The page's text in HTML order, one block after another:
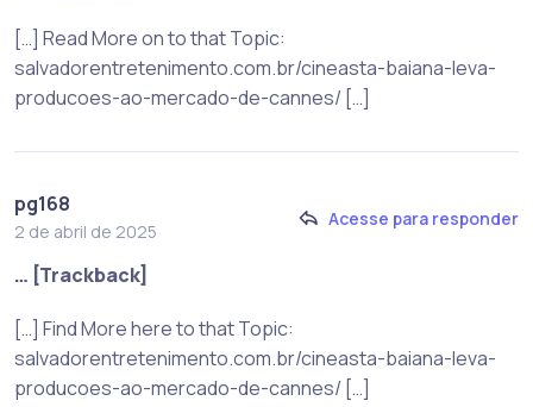
[…] Read More on to that Topic:
salvadorentretenimento.com.br/cineasta-baiana-leva-
producoes-ao-mercado-de-cannes/ […]
pg168
2 de abril de 2025
Acesse para responder
… [Trackback]
[…] Find More here to that Topic:
salvadorentretenimento.com.br/cineasta-baiana-leva-
producoes-ao-mercado-de-cannes/ […]